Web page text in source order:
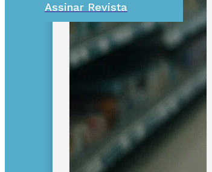
Assinar Revista